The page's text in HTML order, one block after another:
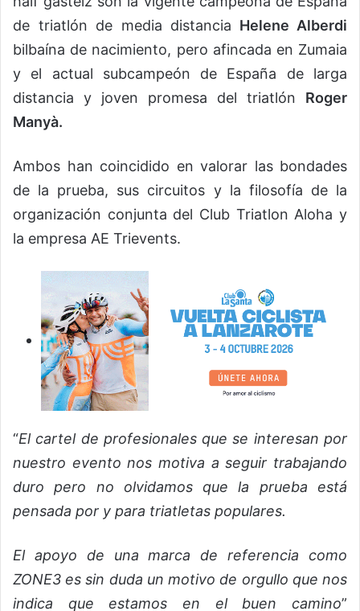
de triatlón de media distancia Helene Alberdi
bilbaína de nacimiento, pero afincada en Zumaia
y el actual subcampeón de España de larga
distancia y joven promesa del triatlón Roger
Manyà.
Ambos han coincidido en valorar las bondades
de la prueba, sus circuitos y la filosofía de la
organización conjunta del Club Triatlon Aloha y
la empresa AE Trievents.
“El cartel de profesionales que se interesan por
nuestro evento nos motiva a seguir trabajando
duro pero no olvidamos que la prueba está
pensada por y para triatletas populares.
El apoyo de una marca de referencia como
ZONE3 es sin duda un motivo de orgullo que nos
indica que estamos en el buen camino”